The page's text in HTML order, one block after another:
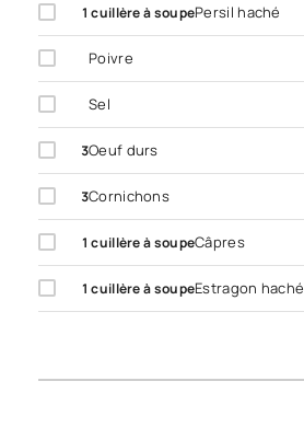
1 cuillère à soupePersil haché
Poivre
Sel
3Oeuf durs
3Cornichons
1 cuillère à soupeCâpres
1 cuillère à soupeEstragon haché